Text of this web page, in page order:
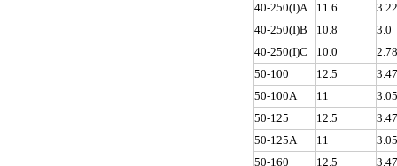
40-250(I)A
11.6
40-250(I)B
10.8
3.0
40-250(I)C
10.0
50-100
12.5
50-100A
11
50-125
12.5
50-125A
11
50-160
12.5